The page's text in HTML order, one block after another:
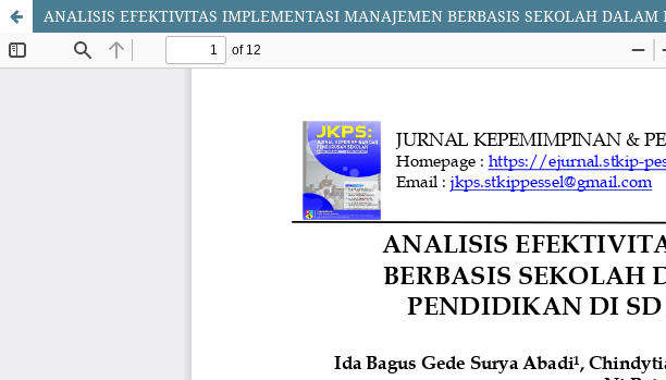
ANALISIS EFEKTIVITAS IMPLEMENTASI MANAJEMEN BERBASIS SEKOLAH